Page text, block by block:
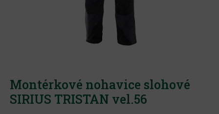
Montérkové nohavice slohové
SIRIUS TRISTAN vel.56